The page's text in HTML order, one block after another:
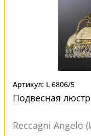
Артикул: L 6806/5
Подвесная
Reccagni Angelo